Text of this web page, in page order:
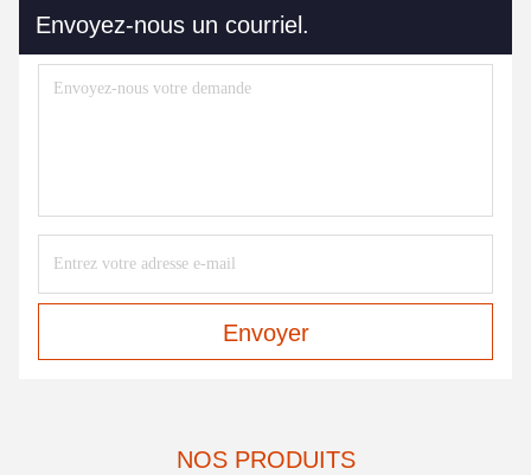
Envoyez-nous un courriel.
Envoyer
NOS PRODUITS